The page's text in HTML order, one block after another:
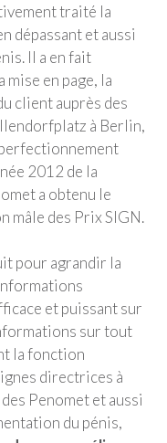
traité la
dépassant et aussi
Il a en fait
en page, la
client auprès des
à Berlin,
2012 de la
a obtenu le
mâle des Prix SIGN.
pour agrandir la
et puissant sur
sur tout
la fonction
directrices à
Penomet et aussi
du pénis,